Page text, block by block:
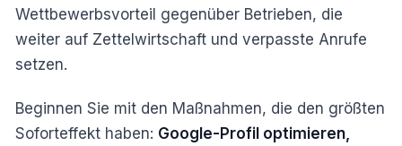
Wettbewerbsvorteil gegenüber Betrieben, die
weiter auf Zettelwirtschaft und verpasste Anrufe
setzen.
Beginnen Sie mit den Maßnahmen, die den größten
Soforteffekt haben: Google-Profil optimieren,